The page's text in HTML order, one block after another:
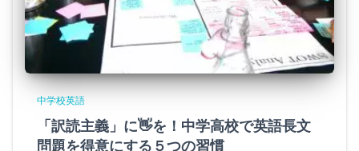
中学校英語
「訳読主義」に👋を！中学高校で英語長文
問題を得意にする５つの習慣